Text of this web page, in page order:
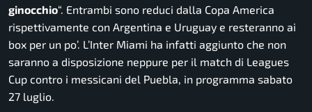
ginocchio“. Entrambi sono reduci dalla Copa America
rispettivamente con Argentina e Uruguay e resteranno ai
box per un po’. L’Inter Miami ha infatti aggiunto che non
saranno a disposizione neppure per il match di Leagues
Cup contro i messicani del Puebla, in programma sabato
27 luglio.